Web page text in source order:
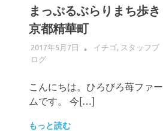
まっぷるぶらりまち歩き
京都精華町
2017年5月7日 ADMIN
イチゴ, スタッフブ
ログ
こんにちは。ひろびろ苺ファー
ムです。 今[…]
もっと読む